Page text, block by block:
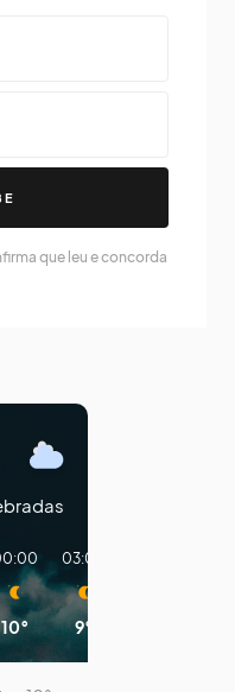
que leu e concorda
10°
03:00
9°